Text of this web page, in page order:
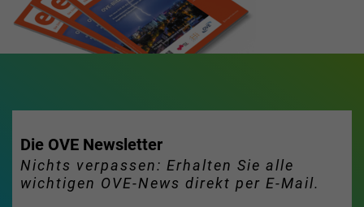
Die OVE Newsletter
Nichts verpassen: Erhalten Sie alle
wichtigen OVE-News direkt per E-Mail.